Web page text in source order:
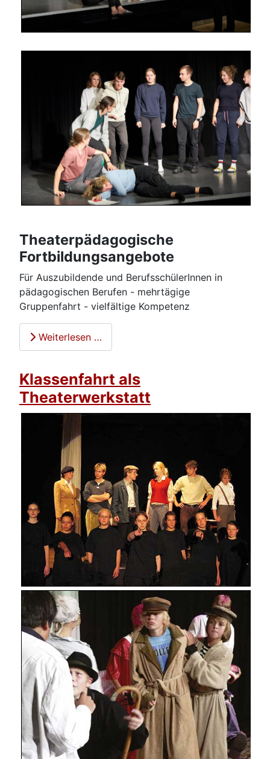
Theaterpädagogische
Fortbildungsangebote
Für Auszubildende und BerufsschülerInnen in
pädagogischen Berufen - mehrtägige
Gruppenfahrt - vielfältige Kompetenz
Weiterlesen …
Klassenfahrt als
Theaterwerkstatt